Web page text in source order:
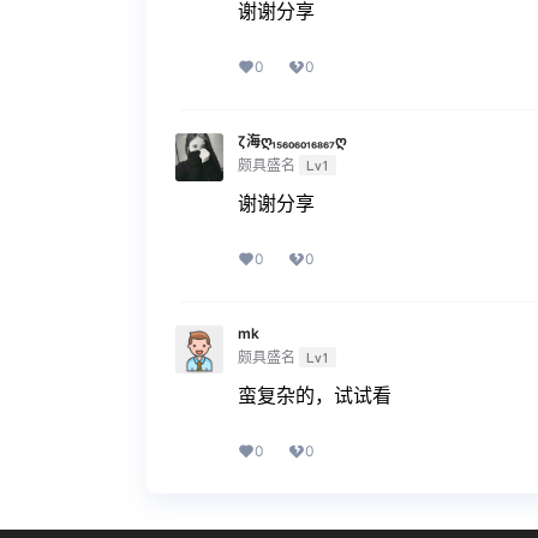
谢谢分享
0 0
ζ海ღ₁₅₆₀₆₀₁₆₈₆₇ღ
颇具盛名
Lv1
谢谢分享
0 0
mk
颇具盛名
Lv1
蛮复杂的，试试看
0 0